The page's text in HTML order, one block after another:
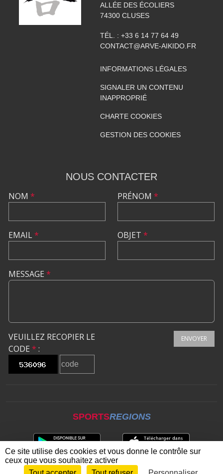
ALLÉE DES ÉCOLIERS
74300 CLUSES
TÉL. : +33 6 14 77 64 49
CONTACT@ARVE-AIKIDO.FR
INFORMATIONS LÉGALES
SIGNALER UN CONTENU
INAPPROPRIÉ
CHARTE COOKIES
GESTION DES COOKIES
NOUS CONTACTER
NOM *
EMAIL*
PRÉNOM *
OBJET *
MESSAGE *
VEUILLEZ RECOPIER LE
CODE * :
ENVOYER
SPORTSREGIONS
Ce site utilise des cookies et vous donne le contrôle sur
ceux que vous souhaitez activer